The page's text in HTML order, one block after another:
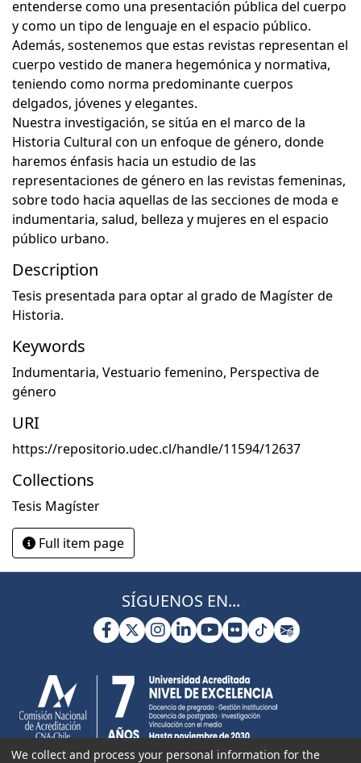
entenderse como una presentación pública del cuerpo
y como un tipo de lenguaje en el espacio público.
Además, sostenemos que estas revistas representan el
cuerpo vestido de manera hegemónica y normativa,
teniendo como norma predominante cuerpos
delgados, jóvenes y elegantes.
Nuestra investigación, se sitúa en el marco de la
Historia Cultural con un enfoque de género, donde
haremos énfasis hacia un estudio de las
representaciones de género en las revistas femeninas,
sobre todo hacia aquellas de las secciones de moda e
indumentaria, salud, belleza y mujeres en el espacio
público urbano.
Description
Tesis presentada para optar al grado de Magíster de
Historia.
Keywords
Indumentaria, Vestuario femenino, Perspectiva de
género
URI
https://repositorio.udec.cl/handle/11594/12637
Collections
Tesis Magíster
Full item page
SÍGUENOS EN...
We collect and process your personal information for the